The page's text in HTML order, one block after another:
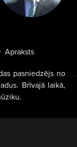
Apraksts
pasniedzējs no
Brīvajā laikā,